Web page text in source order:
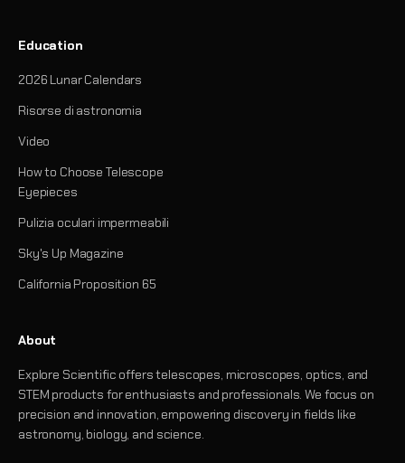
Education
2026 Lunar Calendars
Risorse di astronomia
Video
How to Choose Telescope
Eyepieces
Pulizia oculari impermeabili
Sky's Up Magazine
California Proposition 65
About
Explore Scientific offers telescopes, microscopes, optics, and
STEM products for enthusiasts and professionals. We focus on
precision and innovation, empowering discovery in fields like
astronomy, biology, and science.